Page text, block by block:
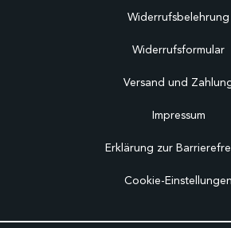
Widerrufsbelehrung
Widerrufsformular
Versand und
Impressum
Erklärung zur
Cookie-Einstellungen